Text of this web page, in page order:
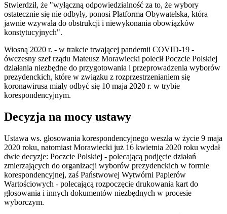
Stwierdził, że "wyłączną odpowiedzialność za to, że wybory
ostatecznie się nie odbyły, ponosi Platforma Obywatelska, która
jawnie wzywała do obstrukcji i niewykonania obowiązków
konstytucyjnych".
Wiosną 2020 r. - w trakcie trwającej pandemii COVID-19 -
ówczesny szef rządu Mateusz Morawiecki polecił Poczcie Polskiej
działania niezbędne do przygotowania i przeprowadzenia wyborów
prezydenckich, które w związku z rozprzestrzenianiem się
koronawirusa miały odbyć się 10 maja 2020 r. w trybie
korespondencyjnym.
Decyzja na mocy ustawy
Ustawa ws. głosowania korespondencyjnego weszła w życie 9 maja
2020 roku, natomiast Morawiecki już 16 kwietnia 2020 roku wydał
dwie decyzje: Poczcie Polskiej - polecającą podjęcie działań
zmierzających do organizacji wyborów prezydenckich w formie
korespondencyjnej, zaś Państwowej Wytwórni Papierów
Wartościowych - polecającą rozpoczęcie drukowania kart do
głosowania i innych dokumentów niezbędnych w procesie
wyborczym.